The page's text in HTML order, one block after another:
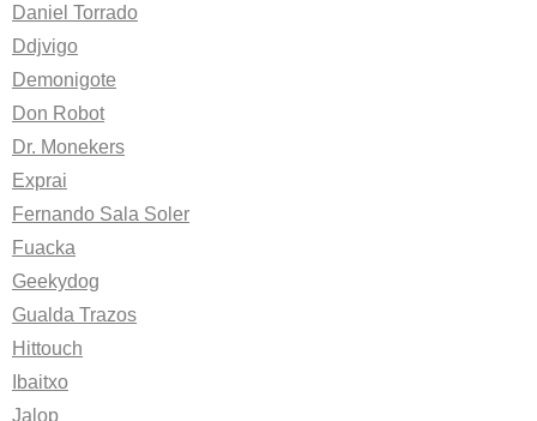
Daniel Torrado
Ddjvigo
Demonigote
Don Robot
Dr. Monekers
Exprai
Fernando Sala Soler
Fuacka
Geekydog
Gualda Trazos
Hittouch
Ibaitxo
Jalop